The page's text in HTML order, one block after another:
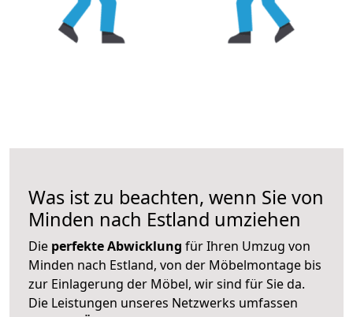
Was ist zu beachten, wenn Sie von
Minden nach Estland umziehen
Die perfekte Abwicklung für Ihren Umzug von
Minden nach Estland, von der Möbelmontage bis
zur Einlagerung der Möbel, wir sind für Sie da.
Die Leistungen unseres Netzwerks umfassen